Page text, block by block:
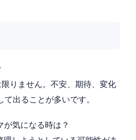
りません。不安、期待、変化
出ることが多いです。
気になる時は？